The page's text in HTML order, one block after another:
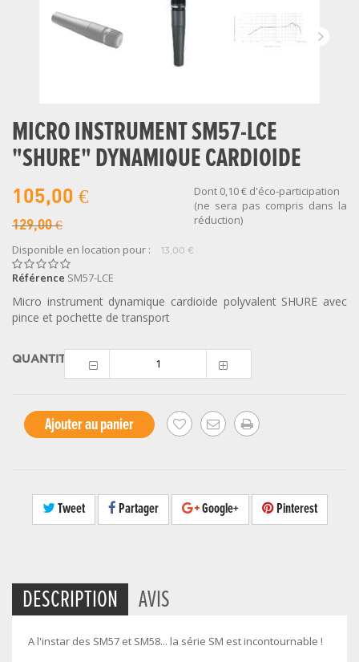
MICRO INSTRUMENT SM57-LCE
"SHURE" DYNAMIQUE CARDIOIDE
105,00 €
129,00 €
Disponible en location pour : 13,00 €
Dont 0,10 € d'éco-participation
(ne sera pas compris dans la
réduction)
Référence SM57-LCE
Micro instrument dynamique cardioide polyvalent SHURE avec
pince et pochette de transport
QUANTITÉ
Ajouter au panier
Tweet Partager Google+ Pinterest
DESCRIPTION AVIS
A l'instar des SM57 et SM58... la série SM est incontournable !